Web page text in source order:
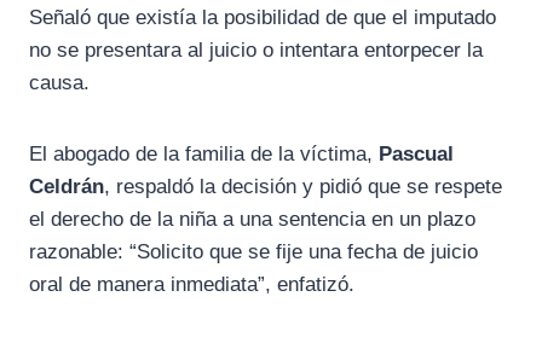
Señaló que existía la posibilidad de que el imputado
no se presentara al juicio o intentara entorpecer la
causa.
El abogado de la familia de la víctima, Pascual
Celdrán, respaldó la decisión y pidió que se respete
el derecho de la niña a una sentencia en un plazo
razonable: “Solicito que se fije una fecha de juicio
oral de manera inmediata”, enfatizó.